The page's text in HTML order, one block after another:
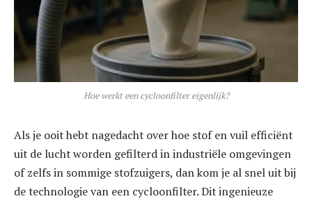
Hoe werkt een cycloonfilter eigenlijk?
Als je ooit hebt nagedacht over hoe stof en vuil efficiënt
uit de lucht worden gefilterd in industriële omgevingen
of zelfs in sommige stofzuigers, dan kom je al snel uit bij
de technologie van een cycloonfilter. Dit ingenieuze